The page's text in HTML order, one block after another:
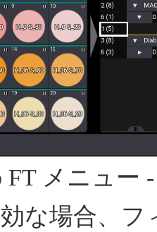
FT メニュー
な場合、